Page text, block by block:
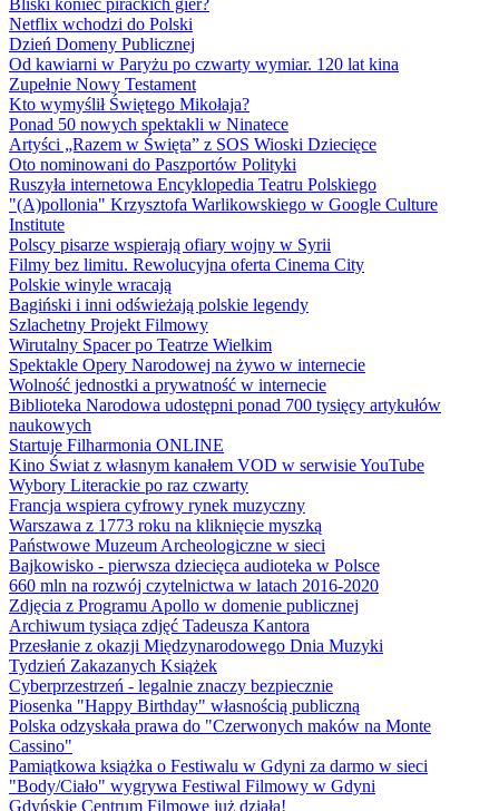
Bliski koniec pirackich gier?
Netflix wchodzi do Polski
Dzień Domeny Publicznej
Od kawiarni w Paryżu po czwarty wymiar. 120 lat kina
Zupełnie Nowy Testament
Kto wymyślił Świętego Mikołaja?
Ponad 50 nowych spektakli w Ninatece
Artyści „Razem w Święta” z SOS Wioski Dziecięce
Oto nominowani do Paszportów Polityki
Ruszyła internetowa Encyklopedia Teatru Polskiego
"(A)pollonia" Krzysztofa Warlikowskiego w Google Culture
Institute
Polscy pisarze wspierają ofiary wojny w Syrii
Filmy bez limitu. Rewolucyjna oferta Cinema City
Polskie winyle wracają
Bagiński i inni odświeżają polskie legendy
Szlachetny Projekt Filmowy
Wirutalny Spacer po Teatrze Wielkim
Spektakle Opery Narodowej na żywo w internecie
Wolność jednostki a prywatność w internecie
Biblioteka Narodowa udostępni ponad 700 tysięcy artykułów
naukowych
Startuje Filharmonia ONLINE
Kino Świat z własnym kanałem VOD w serwisie YouTube
Wybory Literackie po raz czwarty
Francja wspiera cyfrowy rynek muzyczny
Warszawa z 1773 roku na kliknięcie myszką
Państwowe Muzeum Archeologiczne w sieci
Bajkowisko - pierwsza dziecięca audioteka w Polsce
660 mln na rozwój czytelnictwa w latach 2016-2020
Zdjęcia z Programu Apollo w domenie publicznej
Archiwum tysiąca zdjęć Tadeusza Kantora
Przesłanie z okazji Międzynarodowego Dnia Muzyki
Tydzień Zakazanych Książek
Cyberprzestrzeń - legalnie znaczy bezpiecznie
Piosenka "Happy Birthday" własnością publiczną
Polska odzyskała prawa do "Czerwonych maków na Monte
Cassino"
Pamiątkowa książka o Festiwalu w Gdyni za darmo w sieci
"Body/Ciało" wygrywa Festiwal Filmowy w Gdyni
Gdyńskie Centrum Filmowe już działa!